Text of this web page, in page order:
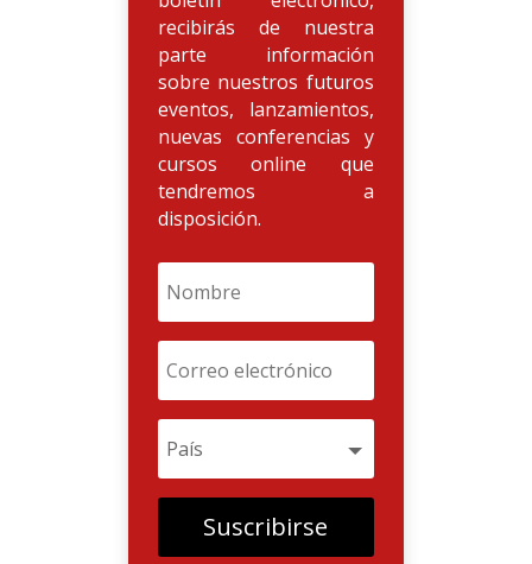
recibirás de nuestra
parte información
sobre nuestros futuros
eventos, lanzamientos,
nuevas conferencias y
cursos online que
tendremos a
disposición.
Suscribirse